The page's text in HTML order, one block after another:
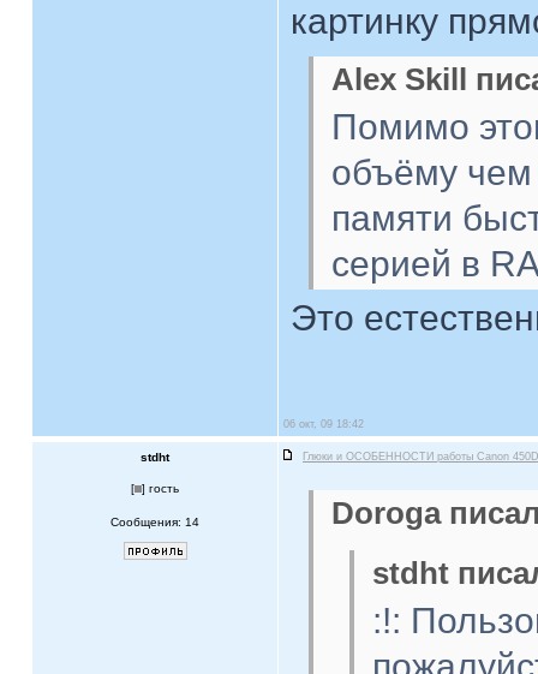
картинку
Alex Skill
Помимо
объёму
памяти
серией в
Это
06 окт, 09 18:42
stdht Глюки и ОСОБЕННОСТИ работы Canon 450D
[ ] гость
Сообщения: 14
Doroga
stdht
:!: